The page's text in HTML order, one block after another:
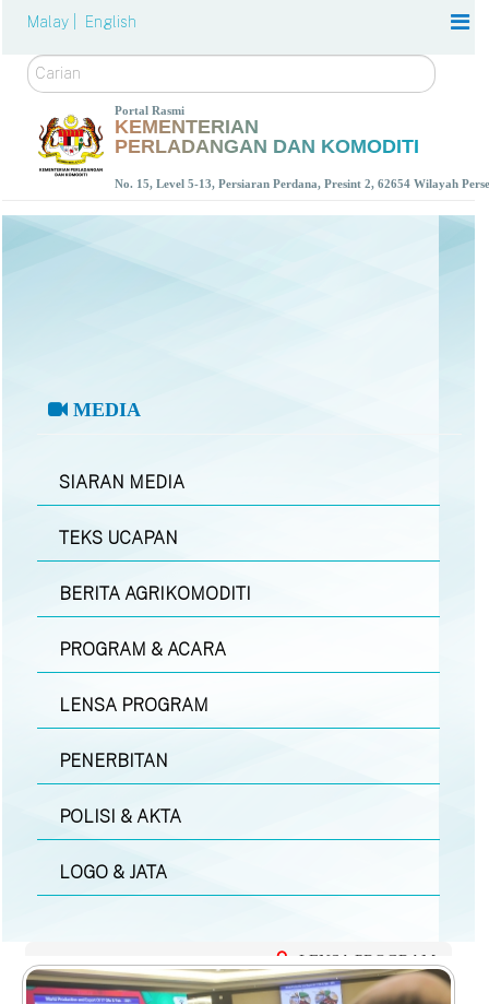
Malay | English
Carian
Portal Rasmi
KEMENTERIAN
PERLADANGAN DAN KOMODITI
No. 15, Level 5-13, Persiaran Perdana, Presint 2, 62654 Wilayah
MEDIA
SIARAN MEDIA
TEKS UCAPAN
BERITA AGRIKOMODITI
PROGRAM & ACARA
LENSA PROGRAM
PENERBITAN
POLISI & AKTA
LOGO & JATA
LENSA PROGRAM